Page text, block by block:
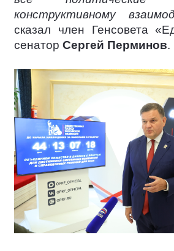
конструктивному
сказал член Генсовета
сенатор Сергей Перминов.